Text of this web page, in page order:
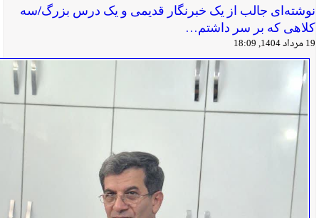
نوشته‌ای جالب از یک خبرنگار قدیمی و یک درس بزرگ/سه
کلاهی که بر سر داشتم…
19 مرداد 1404, 18:09